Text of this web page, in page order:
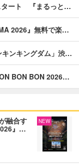
タート 『まるっと…
2026』無料で楽…
キンキングダム」渋…
BON BON 2026…
融合す
』…
NEW